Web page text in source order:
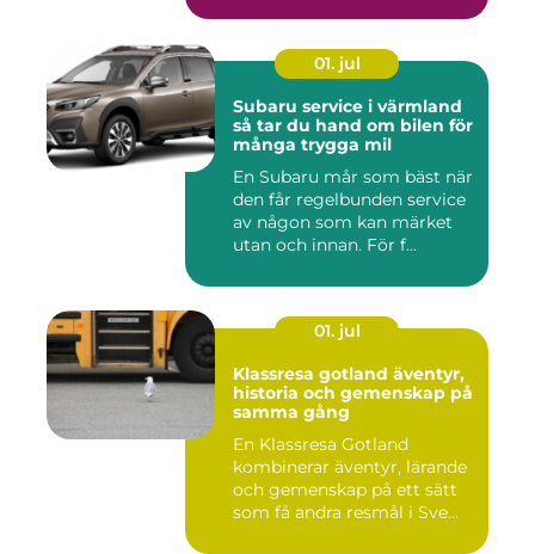
01. jul
Subaru service i värmland
så tar du hand om bilen för
många trygga mil
En Subaru mår som bäst när
den får regelbunden service
av någon som kan märket
utan och innan. För f...
01. jul
Klassresa gotland äventyr,
historia och gemenskap på
samma gång
En Klassresa Gotland
kombinerar äventyr, lärande
och gemenskap på ett sätt
som få andra resmål i Sve...